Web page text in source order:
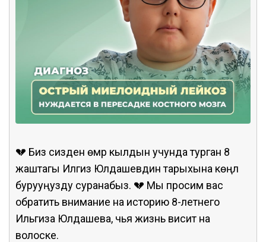
💔 Биз сизден өмүрү кылдын учунда турган 8
жаштагы Илгиз Юлдашевдин тарыхына көңүл
бурууңузду суранабыз. 💔 Мы просим вас
обратить внимание на историю 8-летнего
Ильгиза Юлдашева, чья жизнь висит на
волоске.